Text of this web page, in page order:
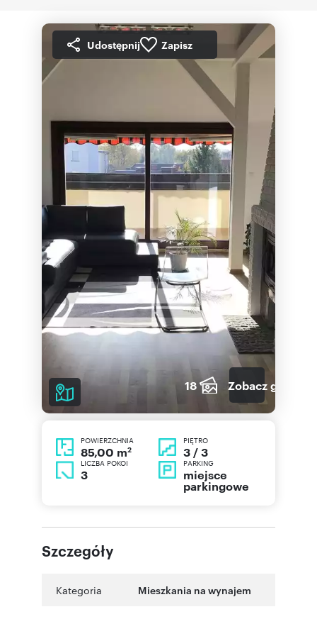
Udostępnij Zapisz
18 Zobacz galerię
POWIERZCHNIA
85,00 m2
PIĘTRO
3 / 3
LICZBA POKOI
3
PARKING
miejsce
parkingowe
Szczegóły
Kategoria Mieszkania na wynajem